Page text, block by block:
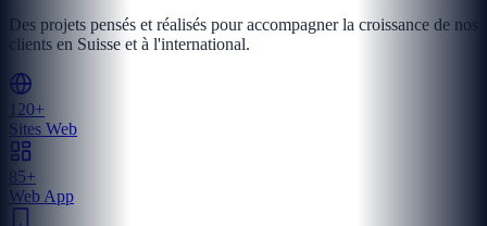
Des projets pensés et réalisés pour accompagner la croissance de nos
clients en Suisse et à l'international.
120+
Sites Web
85+
Web App